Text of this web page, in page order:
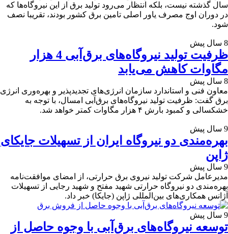
سال گذشته نیست، بلکه انتظار می‌رود تولید برق از این نیروگاه‌ها که
در دوران اوج مصرف یاور اصلی تامین برق کشور بودند، تقریبا نصف
شود.
8 سال پیش
ظرفیت تولید نیروگاه‌های برق‌آبی 4 هزار
مگاوات کاهش می‌یابد
8 سال پیش
معاون فنی و استاندارد سازمان انرژی‌های تجدید‌پذیر و بهره‌وری انرژی
برق گفت: ظرفیت تولید نیروگاه‌های برق‌آبی امسال، با توجه به
خشکسالی و کمبود بارش ۴ هزار مگاوات کمتر خواهد شد.
9 سال پیش
بهره‌مندی دو نیروگاه ایران از تسهیلات جایکای
ژاپن
9 سال پیش
مدیرعامل شرکت تولید نیروی برق حرارتی، از امضای موافقت‌نامه
بهره‌مندی دو نیروگاه حرارتی شهید مفتح و شهید رجایی از تسهیلات
آژانس همکاری‌های بین‌المللی ژاپن (جایکا) خبر داد.
9 سال پیش
توسعه نیروگاه‌های برق‌آبی با وجوه حاصل از